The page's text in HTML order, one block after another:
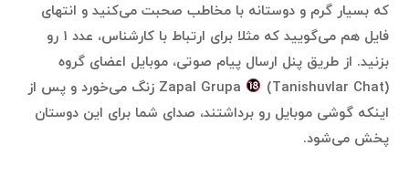
که بسیار گرم و دوستانه با مخاطب صحبت می‌کنید و انتهای
فایل هم می‌گویید که مثلا برای ارتباط با کارشناس، عدد ۱ رو
بزنید. از طریق پنل ارسال پیام صوتی، موبایل اعضای گروه
Zapal Grupa (Tanishuvlar Chat) زنگ می‌خورد و پس از
اینکه گوشی موبایل رو برداشتند، صدای شما برای این دوستان
پخش می‌شود.